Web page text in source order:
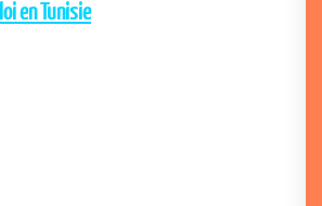
en Tunisie